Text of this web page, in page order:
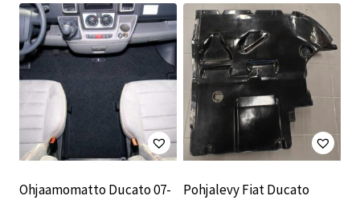
Ohjaamomatto Ducato 07-
Pohjalevy Fiat Ducato